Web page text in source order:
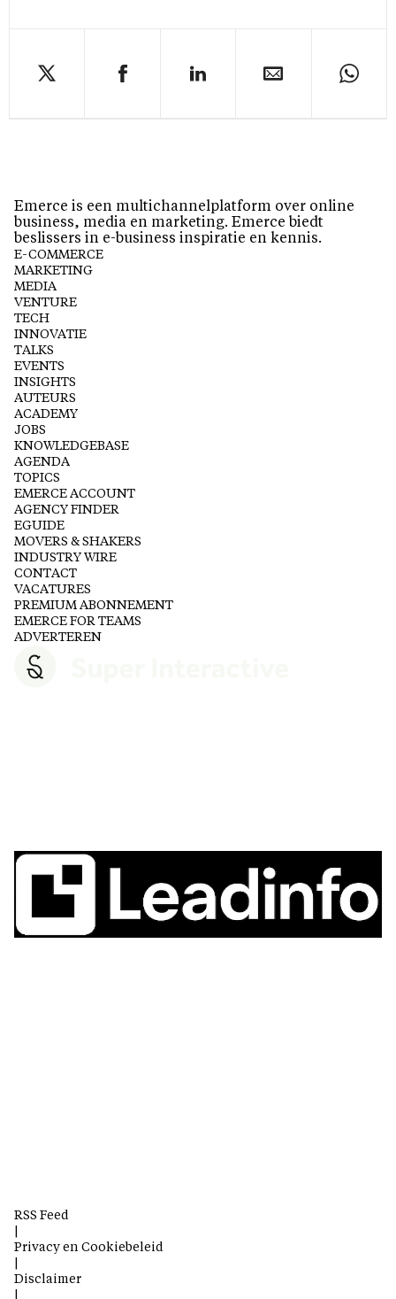
Emerce is een multichannelplatform over online
business, media en marketing. Emerce biedt
beslissers in e-business inspiratie en kennis.
E-COMMERCE
MARKETING
MEDIA
VENTURE
TECH
INNOVATIE
TALKS
EVENTS
INSIGHTS
AUTEURS
ACADEMY
JOBS
KNOWLEDGEBASE
AGENDA
TOPICS
EMERCE ACCOUNT
AGENCY FINDER
EGUIDE
MOVERS & SHAKERS
INDUSTRY WIRE
CONTACT
VACATURES
PREMIUM ABONNEMENT
EMERCE FOR TEAMS
ADVERTEREN
RSS Feed
Privacy en Cookiebeleid
Disclaimer